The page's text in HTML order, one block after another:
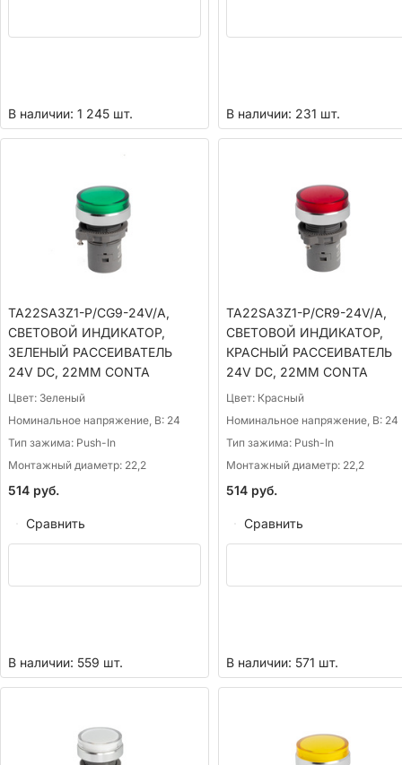
В наличии: 1 245 шт. В наличии: 231 шт.
TA22SA3Z1-P/CG9-24V/A,
СВЕТОВОЙ ИНДИКАТОР,
ЗЕЛЕНЫЙ РАССЕИВАТЕЛЬ
24V DC, 22ММ CONTA
Цвет: Зеленый
Номинальное напряжение, В: 24
Тип зажима: Push-In
Монтажный диаметр: 22,2
514 руб.
Сравнить
В наличии: 559 шт.
TA22SA3Z1-P/CR9-24V/A,
СВЕТОВОЙ ИНДИКАТОР,
КРАСНЫЙ РАССЕИВАТЕЛЬ
24V DC, 22ММ CONTA
Цвет: Красный
Номинальное напряжение, В: 24
Тип зажима: Push-In
Монтажный диаметр: 22,2
514руб.
Сравнить
В наличии: 571 шт.